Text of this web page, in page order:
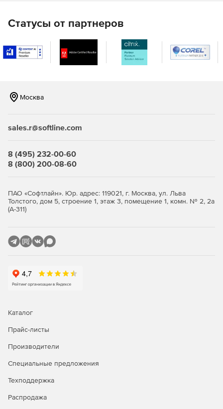
Статусы от партнеров
Москва
sales.r@softline.com
8 (495) 232-00-60
8 (800) 200-08-60
ПАО «Софтлайн». Юр. адрес: 119021, г. Москва, ул. Льва
Толстого, дом 5, строение 1, этаж 3, помещение 1, комн. № 2, 2а
(А-311)
Каталог
Прайс-листы
Производители
Специальные предложения
Техподдержка
Распродажа